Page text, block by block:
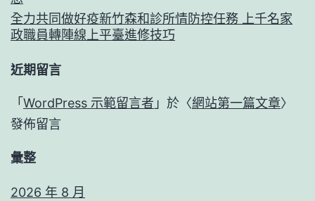
全力共同做好疫新竹森和診所情防控任務 上千名家
政職員轉陣線上平臺進修技巧
近期留言
「 WordPress 示範留言者 」於〈網站第一篇文章〉
發佈留言
彙整
2026 年 8 月